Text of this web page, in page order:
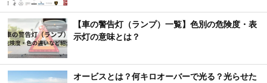
【車の警告灯（ランプ）一覧】色別の危険度・表
示灯の意味とは？
オービスとは？何キロオーバーで光る？光らせた